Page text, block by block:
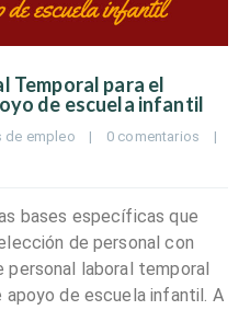
Temporal para el
de escuela infantil
de empleo | 0 comentarios
|
bases específicas que
de personal con
laboral temporal
de escuela infantil. A